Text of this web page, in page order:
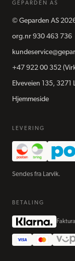
GEPARDEN AS
© Geparden AS
org.nr 930 463 736
+47 922 00 352
Elveveien 135, 3271
Hjemmeside
LEVERING
Sendes fra Larvik.
BETALING